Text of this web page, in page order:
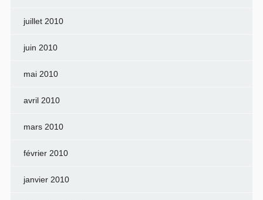
juillet 2010
juin 2010
mai 2010
avril 2010
mars 2010
février 2010
janvier 2010